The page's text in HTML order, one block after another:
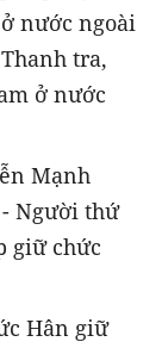
nước ngoài
tra,
ở nước
Mạnh
Người thứ
giữ chức
Hân giữ